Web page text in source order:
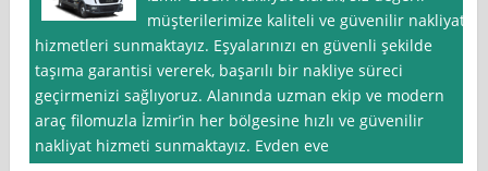
müşterilerimize kaliteli ve güvenilir nakliyat
hizmetleri sunmaktayız. Eşyalarınızı en güvenli şekilde
taşıma garantisi vererek, başarılı bir nakliye süreci
geçirmenizi sağlıyoruz. Alanında uzman ekip ve modern
araç filomuzla İzmir’in her bölgesine hızlı ve güvenilir
nakliyat hizmeti sunmaktayız. Evden eve